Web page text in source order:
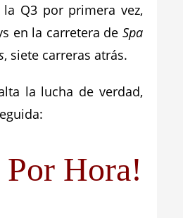
la Q3 por primera vez,
en la carretera de Spa
, siete carreras atrás.
la lucha de verdad,
Hora!